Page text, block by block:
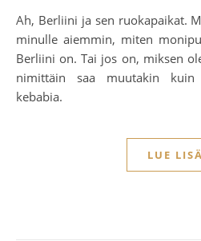
Ah, Berliini ja sen ruokapaikat. Miksei kukaan ole kertonut
minulle aiemmin, miten
Berliini on. Tai jos on, miksen
nimittäin saa muutakin
kebabia.
LUE